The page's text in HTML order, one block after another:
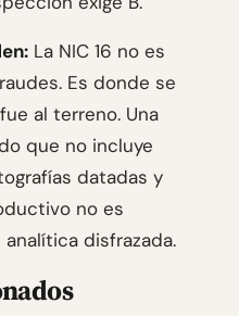
La NIC 16 no es
Es donde se
al terreno. Una
que no incluye
datadas y
no es
disfrazada.